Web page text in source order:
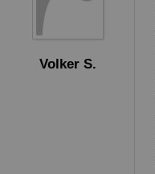
Volker S.